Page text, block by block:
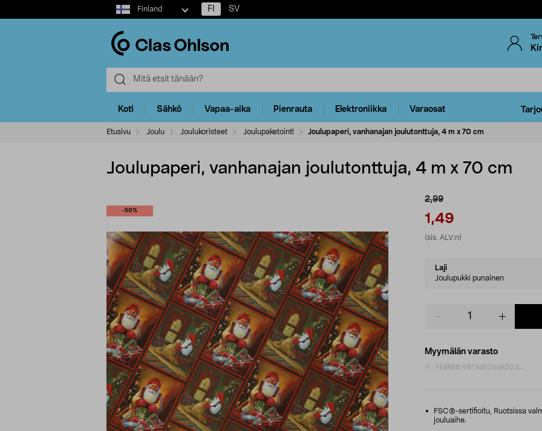
Select
market
Finland FI SV
Koti Sähkö Vapaa-aika Pienrauta Elektroniikka Varaosat
Etusivu Joulu Joulukoristeet Joulupaketointi Joulupaperi, vanhanajan joulutonttuja, 4 m x 70 cm
Joulupaperi, vanhanajan joulutonttuja, 4 m x 70 cm
-50%
2,99
1,49
(sis. ALV:n)
Select
variant
Laji
Joulupukki punainen
Myymälän varasto
Hakee varastosaldoa...
FSC®-sertifioitu, Ruotsissa
jouluaihe.